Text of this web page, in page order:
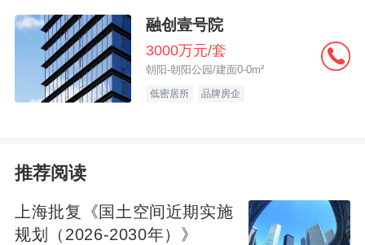
融创壹号院
3000万元/套
朝阳-朝阳公园/建面0-0m²
低密居所 品牌房企
推荐阅读
上海批复《国土空间近期实施
规划（2026-2030年）》